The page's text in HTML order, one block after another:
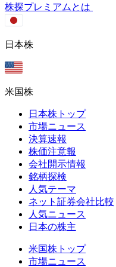
株探プレミアムとは
日本株
米国株
日本株トップ
市場ニュース
決算速報
株価注意報
会社開示情報
銘柄探検
人気テーマ
ネット証券会社比較
人気ニュース
日本の株主
米国株トップ
市場ニュース